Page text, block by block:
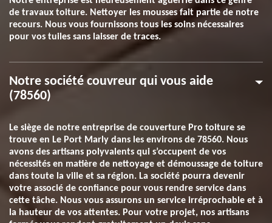
de travaux toiture. Nettoyer les mousses fait partie de notre
recours. Nous vous fournissons tous les soins nécessaires
pour vos tuiles sans laisser de traces.
Notre société couvreur qui vous aide
(78560)
Le siège de notre entreprise de couverture Pro toiture se
trouve en Le Port Marly dans les environs de 78560. Nous
avons des artisans polyvalents qui s’occupent de vos
nécessités en matière de nettoyage et démoussage de toiture
dans toute la ville et sa région. La société pourra devenir
votre associé de confiance pour vous rendre service dans
cette tâche. Nous vous assurons un service irréprochable et à
la hauteur de vos attentes. Pour votre projet, nos artisans